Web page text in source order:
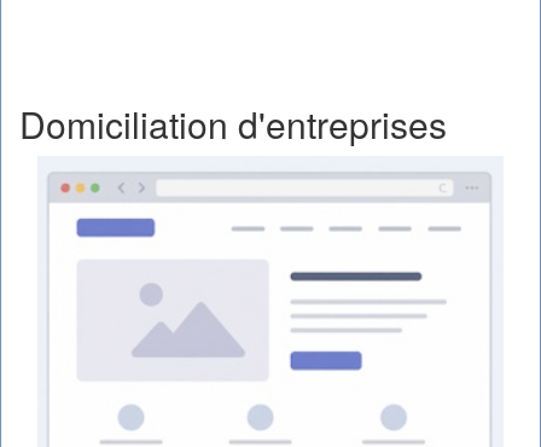
Domiciliation d'entreprises